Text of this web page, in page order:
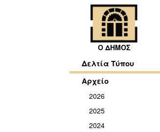
Ο ΔΗΜΟΣ
Δελτία Τύπου
Αρχείο
2026
2025
2024